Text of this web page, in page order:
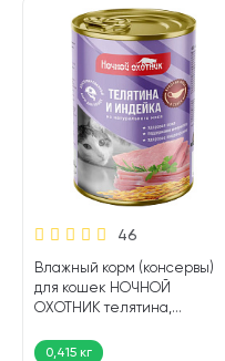
46
Влажный корм (консервы)
для кошек НОЧНОЙ
ОХОТНИК телятина,
гр)0,415 кг